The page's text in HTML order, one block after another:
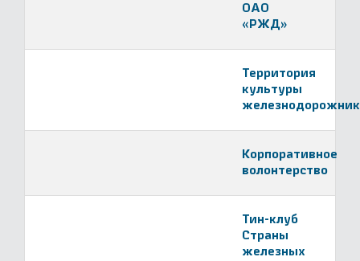
ОАО
«РЖД»
Территория
культуры
Корпоративное
волонтерство
Тин-клуб
Страны
железных